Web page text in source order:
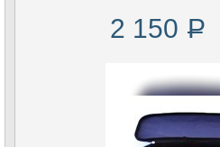
2 150 Р